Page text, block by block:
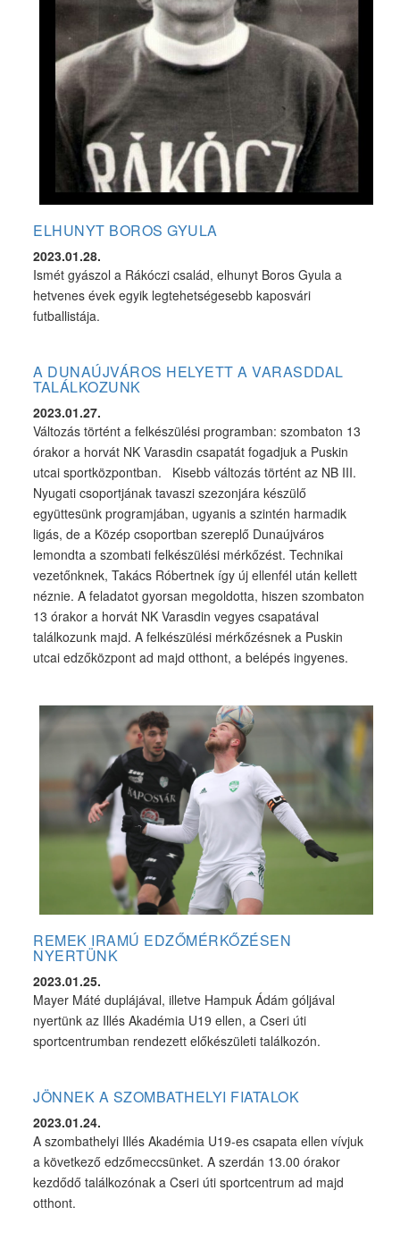
ELHUNYT BOROS GYULA
2023.01.28.
Ismét gyászol a Rákóczi család, elhunyt Boros Gyula a
hetvenes évek egyik legtehetségesebb kaposvári
futballistája.
A DUNAÚJVÁROS HELYETT A VARASDDAL
TALÁLKOZUNK
2023.01.27.
Változás történt a felkészülési programban: szombaton 13
órakor a horvát NK Varasdin csapatát fogadjuk a Puskin
utcai sportközpontban. Kisebb változás történt az NB III.
Nyugati csoportjának tavaszi szezonjára készülő
együttesünk programjában, ugyanis a szintén harmadik
ligás, de a Közép csoportban szereplő Dunaújváros
lemondta a szombati felkészülési mérkőzést. Technikai
vezetőnknek, Takács Róbertnek így új ellenfél után kellett
néznie. A feladatot gyorsan megoldotta, hiszen szombaton
13 órakor a horvát NK Varasdin vegyes csapatával
találkozunk majd. A felkészülési mérkőzésnek a Puskin
utcai edzőközpont ad majd otthont, a belépés ingyenes.
REMEK IRAMÚ EDZŐMÉRKŐZÉSEN
NYERTÜNK
2023.01.25.
Mayer Máté duplájával, illetve Hampuk Ádám góljával
nyertünk az Illés Akadémia U19 ellen, a Cseri úti
sportcentrumban rendezett előkészületi találkozón.
JÖNNEK A SZOMBATHELYI FIATALOK
2023.01.24.
A szombathelyi Illés Akadémia U19-es csapata ellen vívjuk
a következő edzőmeccsünket. A szerdán 13.00 órakor
kezdődő találkozónak a Cseri úti sportcentrum ad majd
otthont.